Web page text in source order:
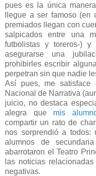
pues es la única
llegue a ser famoso
premiados llegan con
salpicados entre una
futbolistas y toreros-) y
asegurarse una
prohibirles escribir
perpetran sin que nadie
Así pues, me
Nacional de Narrativa
juicio, no destaca
alegra que mis
compartir un rato de
nos sorprendió a
alumnos de
abarrotaron el Teatro
las noticias
negativas.